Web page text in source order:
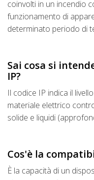
coinvolti in un incendio
funzionamento di
determinato periodo di
Sai cosa si
IP?
Il codice IP indica il
materiale elettrico
solide e liquidi
Cos'è la
È la capacità di un